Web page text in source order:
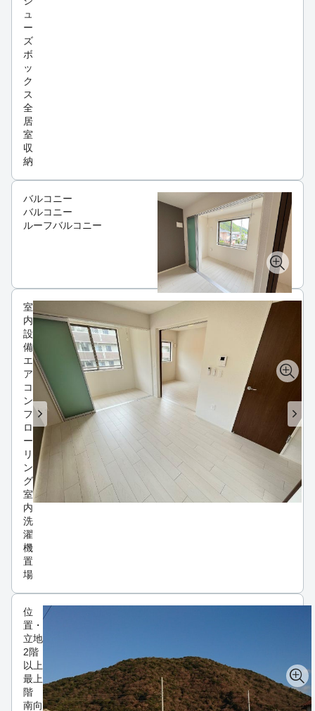
ュ
ー
ズ
ボ
ッ
ク
ス
全
居
室
収
納
バルコニー
バルコニー
ルーフバルコニー
室
内
設
備
エ
ア
コ
ン
フ
ロ
ー
リ
ン
グ
室
内
洗
濯
機
置
場
位
置・
立地
2階
以上
最上
階
南向